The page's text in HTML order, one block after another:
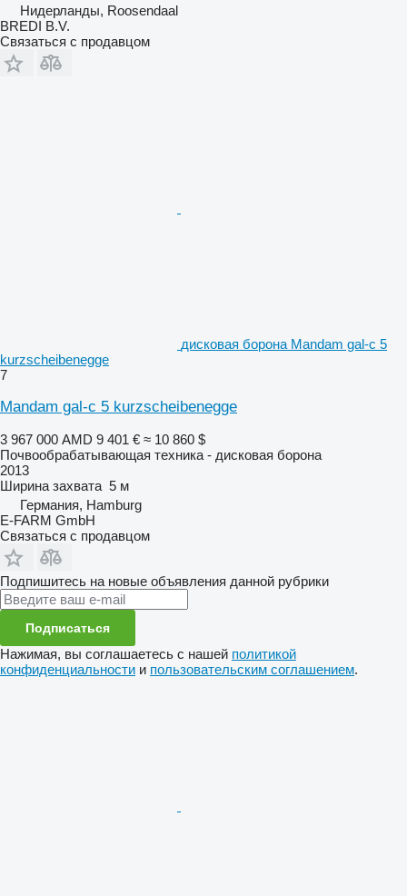
Нидерланды, Roosendaal
BREDI B.V.
Связаться с продавцом
дисковая борона Mandam gal-c 5
kurzscheibenegge
7
Mandam gal-c 5 kurzscheibenegge
3 967 000 AMD 9 401 € ≈ 10 860 $
Почвообрабатывающая техника - дисковая борона
2013
Ширина захвата 5 м
Германия, Hamburg
E-FARM GmbH
Связаться с продавцом
Подпишитесь на новые объявления данной рубрики
Подписаться
Нажимая, вы соглашаетесь с нашей политикой
конфиденциальности и пользовательским соглашением.